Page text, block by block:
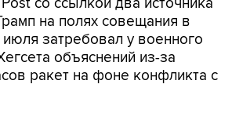
на полях совещания в
затребовал у военного
объяснений из-за
ракет на фоне конфликта с